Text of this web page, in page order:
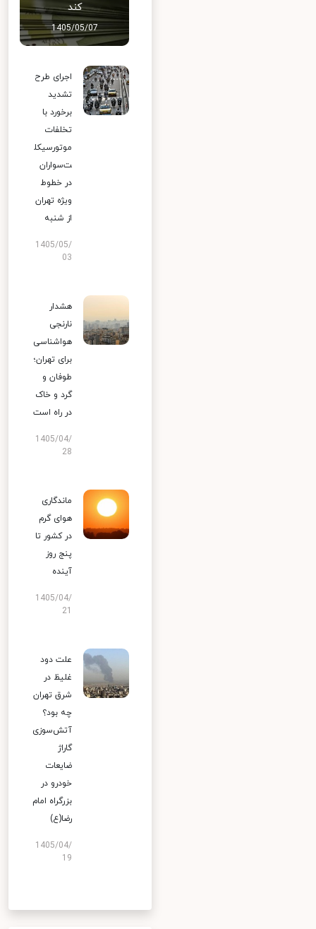
کند
1405/05/07
اجرای طرح
تشدید
برخورد با
تخلفات
موتورسیکل
ت‌سواران
در خطوط
ویژه تهران
از شنبه
1405/05/
03
هشدار
نارنجی
هواشناسی
برای تهران؛
طوفان و
گرد و خاک
در راه است
1405/04/
28
ماندگاری
هوای گرم
در کشور تا
پنج روز
آینده
1405/04/
علت دود
غلیظ در
شرق تهران
چه بود؟
آتش‌سوزی
گاراژ
ضایعات
خودرو در
بزرگراه امام
رضا(ع)
1405/04/
19